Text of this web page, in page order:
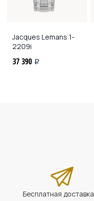
Jacques Lemans 1-
2209i
37 390 i
Бесплатная доставка